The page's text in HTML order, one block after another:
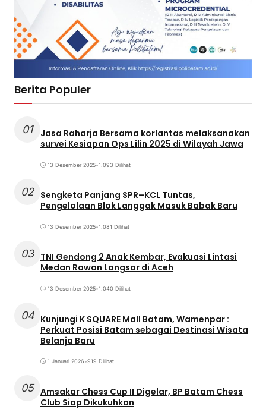
Berita Populer
01
Jasa Raharja Bersama korlantas melaksanakan
survei Kesiapan Ops Lilin 2025 di Wilayah Jawa
13 Desember 2025•1.093 Dilihat
02 Sengketa Panjang SPR–KCL Tuntas,
Pengelolaan Blok Langgak Masuk Babak Baru
13 Desember 2025•1.081 Dilihat
03 TNI Gendong 2 Anak Kembar, Evakuasi Lintasi
Medan Rawan Longsor di Aceh
13 Desember 2025•1.040 Dilihat
04 Kunjungi K SQUARE Mall Batam, Wamenpar :
Perkuat Posisi Batam sebagai Destinasi Wisata
Belanja Baru
1 Januari 2026•919 Dilihat
05 Amsakar Chess Cup II Digelar, BP Batam Chess
Club Siap Dikukuhkan